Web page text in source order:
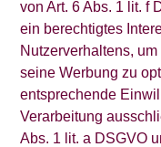
von Art. 6 Abs. 1 lit. f
ein berechtigtes
Nutzerverhaltens,
seine Werbung zu
entsprechende
Verarbeitung
Abs. 1 lit. a DSGVO